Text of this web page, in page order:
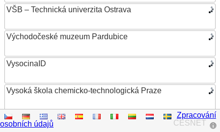
VŠB – Technická univerzita Ostrava
Východočeské muzeum Pardubice
VysocinaID
Vysoká škola chemicko-technologická Praze
Vysoká škola ekonomická v Praze
CESNET
Zpracování
osobních údajů